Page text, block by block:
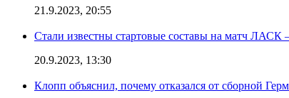
21.9.2023, 20:55
Стали известны стартовые составы на матч ЛАСК
20.9.2023, 13:30
Клопп объяснил, почему отказался от сборной